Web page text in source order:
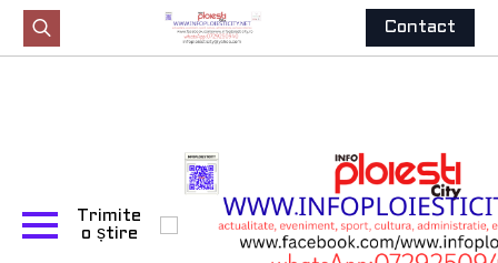
Search
Contact
Trimite
o știre